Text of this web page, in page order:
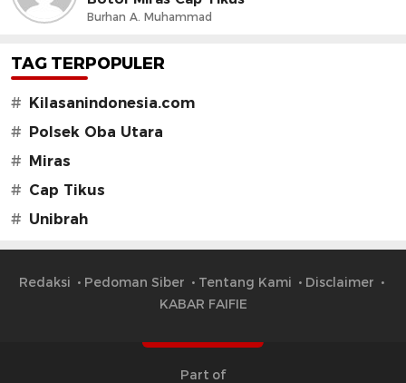
Burhan A. Muhammad
TAG TERPOPULER
# Kilasanindonesia.com
# Polsek Oba Utara
# Miras
# Cap Tikus
# Unibrah
Redaksi Pedoman Siber Tentang Kami
Disclaimer
KABAR FAIFIE
Part of